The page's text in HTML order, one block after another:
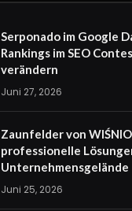
Serponado im Google
Rankings im SEO
verändern
Juni 27, 2026
Zaunfelder von
professionelle
Unternehmensgelände
Juni 25, 2026